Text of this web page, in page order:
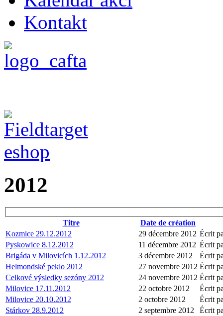
Kontakt
2012
Titre
Date de création
Kozmice 29.12.2012
29 décembre 2012 Écrit
Pyskowice 8.12.2012
11 décembre 2012 Écrit
Brigáda v Milovicích 1.12.2012
3 décembre 2012
Écrit
Helmondské peklo 2012
27 novembre 2012 Écrit
Celkové výsledky sezóny 2012
24 novembre 2012 Écrit
Milovice 17.11.2012
22 octobre 2012
Écrit
Milovice 20.10.2012
2 octobre 2012
Écrit
Stárkov 28.9.2012
2 septembre 2012 Écrit